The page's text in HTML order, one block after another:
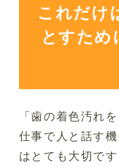
これだけ
とすた
「歯の着色汚れ
仕事で人と話す
はとても大切です